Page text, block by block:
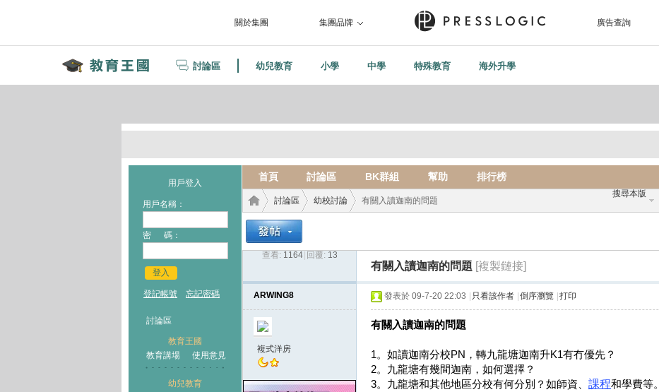
關於集團 集團品牌 廣告查詢
討論區 幼兒教育 小學 中學 特殊教育 海外升學
用戶登入
用戶名稱：
密 碼：
登入
登記帳號 忘記密碼
討論區
教育王國
教育講場
使用意見
幼兒教育
首頁 討論區 BK群組 幫助 排行榜
搜尋本版
›
討論區
›
幼校討論 有關入讀迦南的問題
查看: 1164 回覆: 13
有關入讀迦南的問題 [複製鏈接]
ARWING8
複式洋房
發表於 09-7-20 22:03 只看該作者 倒序瀏覽 打印
有關入讀迦南的問題
1。如讀迦南分校PN，轉九龍塘迦南升K1有冇優先？
2。九龍塘有幾間迦南，如何選擇？
3。九龍塘和其他地區分校有何分別？如師資、 課程和學費等。